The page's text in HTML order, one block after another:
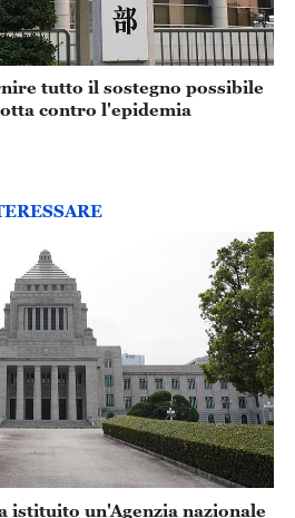
tutto il sostegno possibile
contro l'epidemia
istituito un'Agenzia nazionale